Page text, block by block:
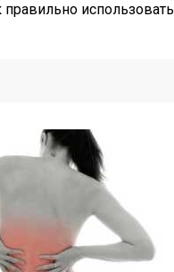
правильно использовать